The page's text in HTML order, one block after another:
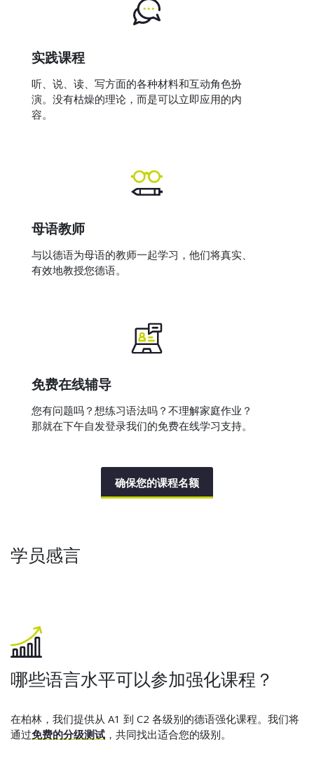
实践课程
听、说、读、写方面的各种材料和互动角色扮
演。没有枯燥的理论，而是可以立即应用的内
容。
母语教师
与以德语为母语的教师一起学习，他们将真实、
有效地教授您德语。
免费在线辅导
您有问题吗？想练习语法吗？不理解家庭作业？
那就在下午自发登录我们的免费在线学习支持。
确保您的课程名额
学员感言
哪些语言水平可以参加强化课程？
在柏林，我们提供从 A1 到 C2 各级别的德语强化课程。我们将
通过免费的分级测试 ，共同找出适合您的级别。